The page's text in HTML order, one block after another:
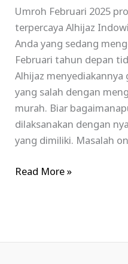
Umroh Februari 2025
terpercaya Alhijaz
Anda yang sedang
Februari tahun depan
Alhijaz
yang salah dengan
murah. Biar
dilaksanakan dengan
yang dimiliki. Masalah
Read More »